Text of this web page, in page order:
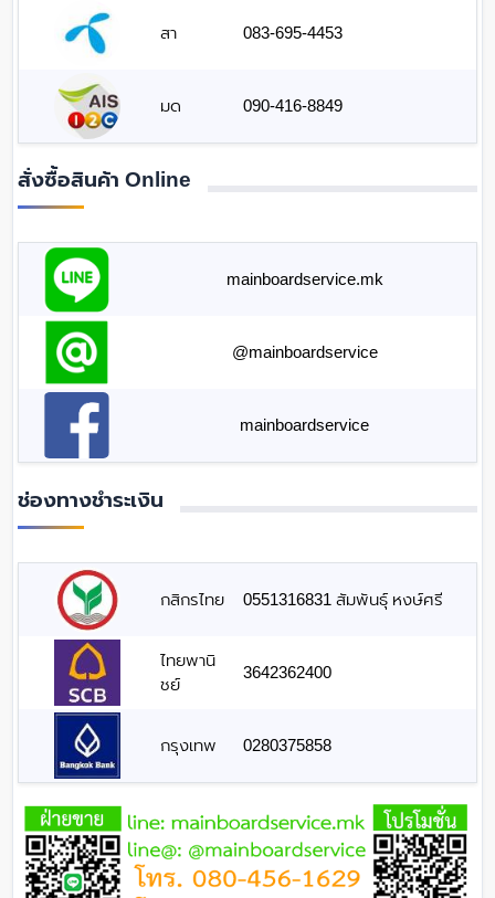
สา 083-695-4453
มด 090-416-8849
สั่งซื้อสินค้า Online
mainboardservice.mk
@mainboardservice
mainboardservice
ช่องทางชำระเงิน
กสิกรไทย 0551316831 สัมพันธุ์ หงษ์ศรี
ไทยพานิ
ชย์
3642362400
กรุงเทพ 0280375858